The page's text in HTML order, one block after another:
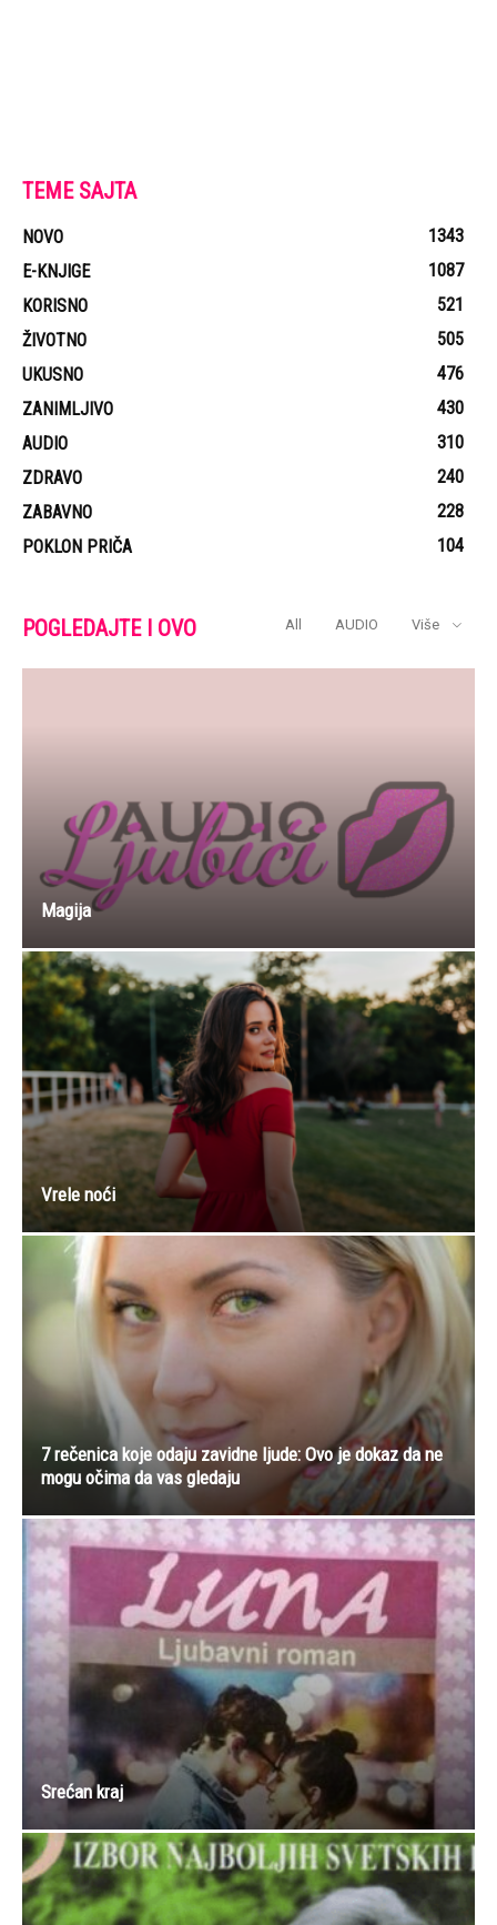
TEME SAJTA
NOVO
1343
E-KNJIGE
1087
KORISNO
521
ŽIVOTNO
505
UKUSNO
476
ZANIMLJIVO
430
AUDIO
310
ZDRAVO
240
ZABAVNO
228
POKLON PRIČA
104
POGLEDAJTE I OVO All AUDIO Više
Magija
Vrele noći
7 rečenica koje odaju zavidne ljude: Ovo je dokaz da ne
mogu očima da vas gledaju
Srećan kraj